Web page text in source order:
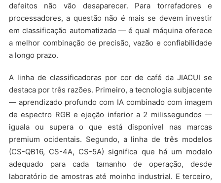
defeitos não vão desaparecer. Para torrefadores e
processadores, a questão não é mais se devem investir
em classificação automatizada — é qual máquina oferece
a melhor combinação de precisão, vazão e confiabilidade
a longo prazo.
A linha de classificadoras por cor de café da JIACUI se
destaca por três razões. Primeiro, a tecnologia subjacente
— aprendizado profundo com IA combinado com imagem
de espectro RGB e ejeção inferior a 2 milissegundos —
iguala ou supera o que está disponível nas marcas
premium ocidentais. Segundo, a linha de três modelos
(CS-QB16, CS-4A, CS-5A) significa que há um modelo
adequado para cada tamanho de operação, desde
laboratório de amostras até moinho industrial. E terceiro,